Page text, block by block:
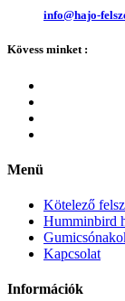
info@hajo-
Kövess minket :
Menü
Kötelező
Humminbird
Kapcsolat
Információk